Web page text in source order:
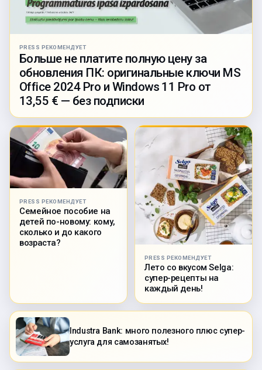
PRESS РЕКОМЕНДУЕТ
Больше не платите полную цену за
обновления ПК: оригинальные ключи MS
Office 2024 Pro и Windows 11 Pro от
13,55 € — без подписки
PRESS РЕКОМЕНДУЕТ
Семейное пособие на
детей по-новому: кому,
сколько и до какого
возраста?
PRESS РЕКОМЕНДУЕТ
Лето со вкусом Selga:
супер-рецепты на
каждый день!
Industra Bank: много полезного плюс супер-
услуга для самозанятых!